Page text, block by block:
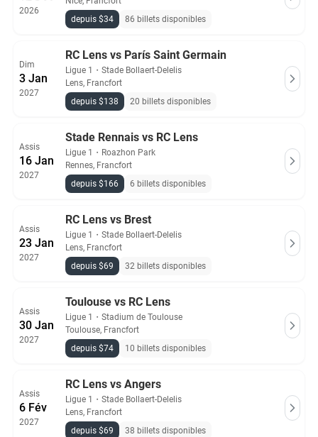
2026
depuis $34
86 billets disponibles
Dim
3 Jan
2027
RC Lens vs Parí­s Saint Germain­
Ligue 1 ・ Stade Bollaert-Delelis
Lens, Francfort
depuis $138
20 billets disponibles
Assis
16 Jan
2027
Stade Rennais vs RC Lens
Ligue 1 ・ Roazhon Park
Rennes, Francfort
depuis $166
6 billets disponibles
Assis
23 Jan
2027
RC Lens vs Brest
Ligue 1 ・ Stade Bollaert-Delelis
Lens, Francfort
depuis $69
32 billets disponibles
Assis
30 Jan
2027
Toulouse vs RC Lens
Ligue 1 ・ Stadium de Toulouse
Toulouse, Francfort
depuis $74
10 billets disponibles
Assis
6 Fév
2027
RC Lens vs Angers
Ligue 1 ・ Stade Bollaert-Delelis
Lens, Francfort
depuis $69
38 billets disponibles